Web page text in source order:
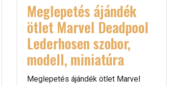
Meglepetés ájándék
ötlet Marvel Deadpool
Lederhosen szobor,
modell, miniatúra
Meglepetés ájándék ötlet Marvel